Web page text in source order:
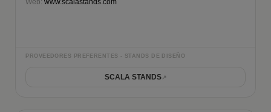
Web:www.scalastands.com
PROVEEDORES PREFERENTES - STANDS DE DISEÑO
SCALA STANDS